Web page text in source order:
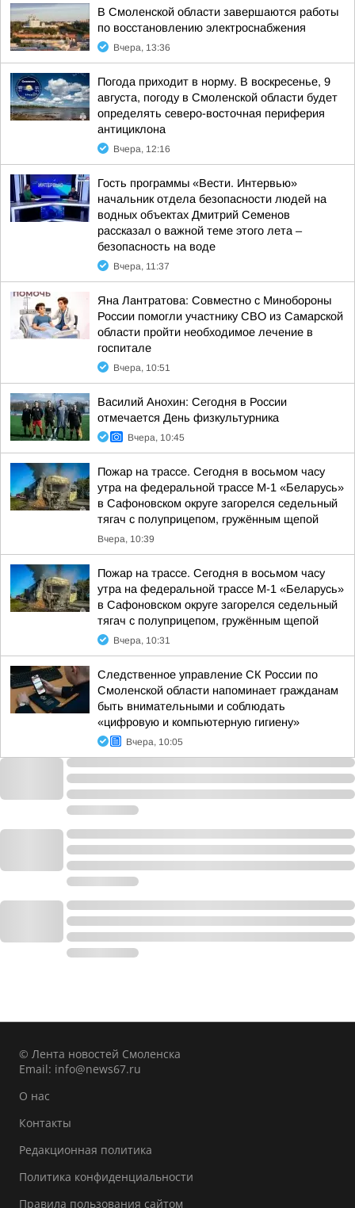
В Смоленской области завершаются работы
по восстановлению электроснабжения
Вчера, 13:36
Погода приходит в норму. В воскресенье, 9
августа, погоду в Смоленской области будет
определять северо-восточная периферия
антициклона
Вчера, 12:16
Гость программы «Вести. Интервью»
начальник отдела безопасности людей на
водных объектах Дмитрий Семенов
рассказал о важной теме этого лета –
безопасность на воде
Вчера, 11:37
Яна Лантратова: Совместно с Минобороны
России помогли участнику СВО из Самарской
области пройти необходимое лечение в
госпитале
Вчера, 10:51
Василий Анохин: Сегодня в России
отмечается День физкультурника
Вчера, 10:45
Пожар на трассе. Сегодня в восьмом часу
утра на федеральной трассе М-1 «Беларусь»
в Сафоновском округе загорелся седельный
тягач с полуприцепом, гружённым щепой
Вчера, 10:39
Пожар на трассе. Сегодня в восьмом часу
утра на федеральной трассе М-1 «Беларусь»
в Сафоновском округе загорелся седельный
тягач с полуприцепом, гружённым щепой
Вчера, 10:31
Следственное управление СК России по
Смоленской области напоминает гражданам
быть внимательными и соблюдать
«цифровую и компьютерную гигиену»
Вчера, 10:05
© Лента новостей Смоленска
Email: info@news67.ru
О нас
Контакты
Редакционная политика
Политика конфиденциальности
Правила пользования сайтом